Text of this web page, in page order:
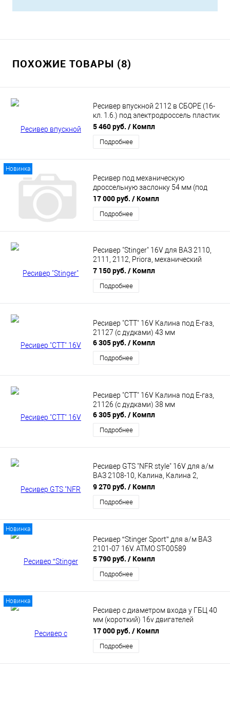
ПОХОЖИЕ ТОВАРЫ (8)
Ресивер впускной 2112 в СБОРЕ (16-
кл. 1.6.) под электродроссель пластик
(на 3 крепления ) (21120100860010)
5 460 руб. / Компл
Подробнее
Новинка
Ресивер под механическую
дроссельную заслонку 54 мм (под
приоровское крепленеие троса) для
16v двигателей MAXTUNING
17 000 руб. / Компл
Подробнее
Ресивер "Stinger" 16V для ВАЗ 2110,
2111, 2112, Priora, механический
дроссель
7 150 руб. / Компл
Подробнее
Ресивер "СТТ" 16V Калина под Е-газ,
21127 (с дудками) 43 мм
6 305 руб. / Компл
Подробнее
Ресивер "СТТ" 16V Калина под Е-газ,
21126 (с дудками) 38 мм
6 305 руб. / Компл
Подробнее
Ресивер GTS "NFR style" 16V для а/м
ВАЗ 2108-10, Калина, Калина 2,
Приора ⌀38 мм, М-газ ES-00773
9 270 руб. / Компл
Подробнее
Новинка
Ресивер “Stinger Sport” для а/м ВАЗ
2101-07 16V. ATMO ST-00589
5 790 руб. / Компл
Подробнее
Новинка
Ресивер с диаметром входа у ГБЦ 40
мм (короткий) 16v двигателей
MAXTUNING
17 000 руб. / Компл
Подробнее